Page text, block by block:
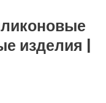
изделия |